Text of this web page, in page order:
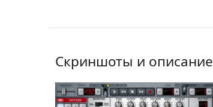
Скриншоты и описание